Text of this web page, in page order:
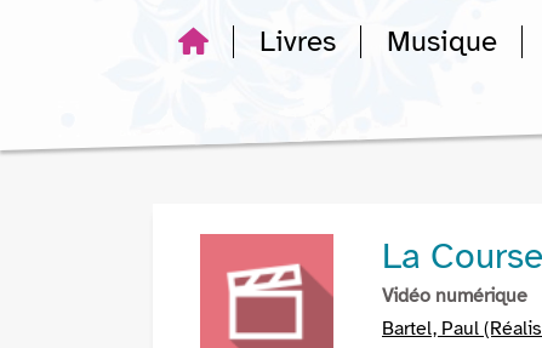
Livres Musique
La
Vidéo numérique
Bartel, Paul